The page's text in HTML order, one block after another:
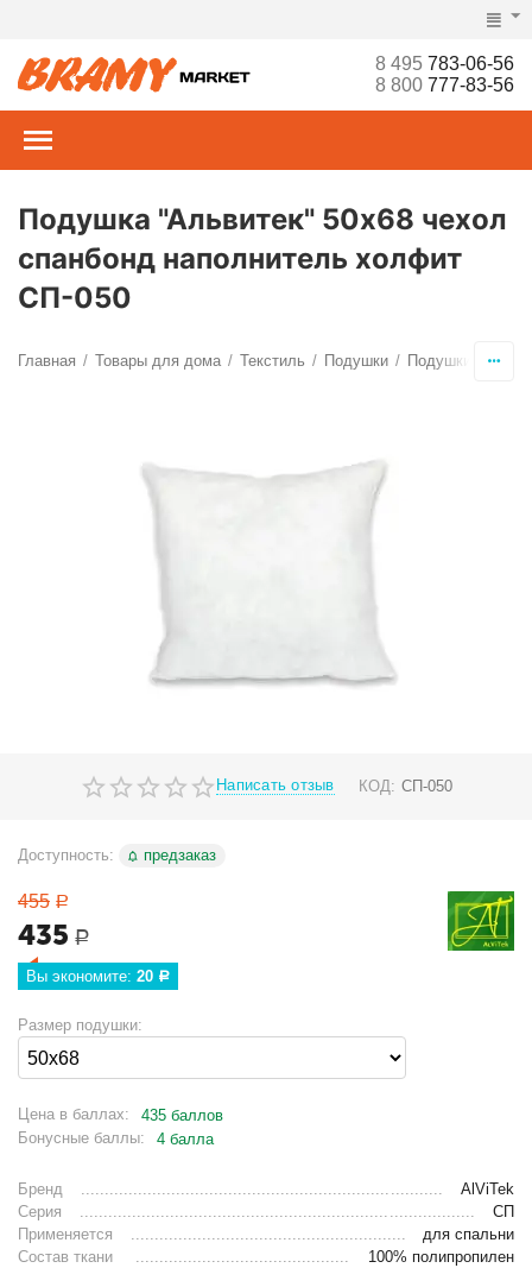
8 495783-06-56
8 800777-83-56
Подушка "Альвитек" 50х68 чехол
спанбонд наполнитель холфит
СП-050
Главная / Товары для дома / Текстиль / Подушки / Подушки для
Написать отзыв КОД: СП-050
Доступность: предзаказ
455 Р
435 Р
Вы экономите: 20 Р
Размер подушки:
Цена в баллах:
435 баллов
Бонусные баллы:
4 балла
Бренд
AlViTek
Серия
СП
Применяется
для спальни
Состав ткани
100% полипропилен